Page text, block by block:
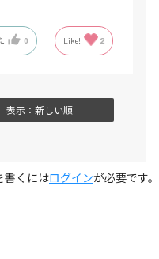
0 Like! 2
表示：新しい順
書くにはログインが必要です。